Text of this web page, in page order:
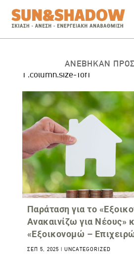
ΑΝΕΒΗΚΑΝ
Παράταση για το
Ανακαινίζω για Νέους»
«Εξοικονομώ –
ΣΕΠ 5, 2025 | UNCATEGORIZED